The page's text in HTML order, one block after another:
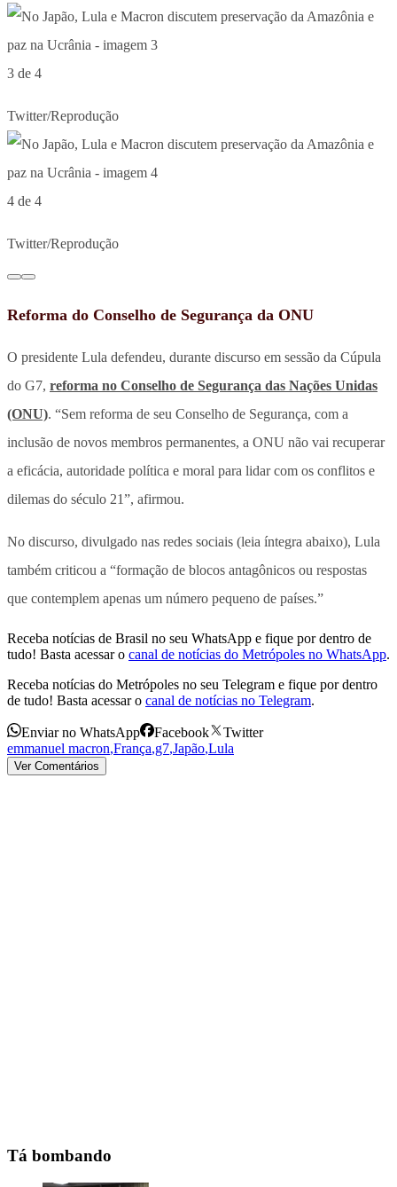
3 de 4
Twitter/Reprodução
4 de 4
Twitter/Reprodução
Reforma do Conselho de Segurança da ONU
O presidente Lula defendeu, durante discurso em sessão da Cúpula
do G7, reforma no Conselho de Segurança das Nações Unidas
(ONU). “Sem reforma de seu Conselho de Segurança, com a
inclusão de novos membros permanentes, a ONU não vai recuperar
a eficácia, autoridade política e moral para lidar com os conflitos e
dilemas do século 21”, afirmou.
No discurso, divulgado nas redes sociais (leia íntegra abaixo), Lula
também criticou a “formação de blocos antagônicos ou respostas
que contemplem apenas um número pequeno de países.”
Receba notícias de Brasil no seu WhatsApp e fique por dentro de
tudo! Basta acessar o canal de notícias do Metrópoles no WhatsApp.
Receba notícias do Metrópoles no seu Telegram e fique por dentro
de tudo! Basta acessar o canal de notícias no Telegram.
Enviar no WhatsApp Facebook
Twitter
emmanuel macron,França,g7,Japão,Lula
Ver Comentários
Tá bombando